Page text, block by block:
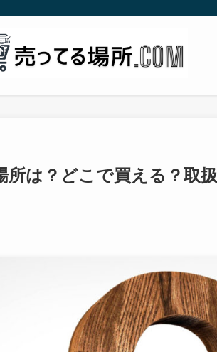
所は？どこで買える？取扱